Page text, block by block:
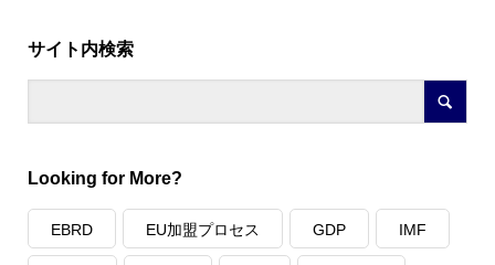
サイト内検索
Looking for More?
EBRD EU加盟プロセス GDP IMF